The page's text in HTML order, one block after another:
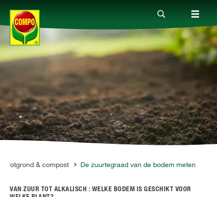
Advies
Thema's
Tot je dienst
Onderneming
Potgrond & compost De zuurtegraad van de bodem meten
VAN ZUUR TOT ALKALISCH : WELKE BODEM IS GESCHIKT VOOR